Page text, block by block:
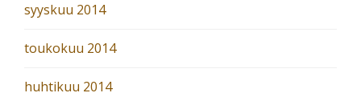
syyskuu 2014
toukokuu 2014
huhtikuu 2014